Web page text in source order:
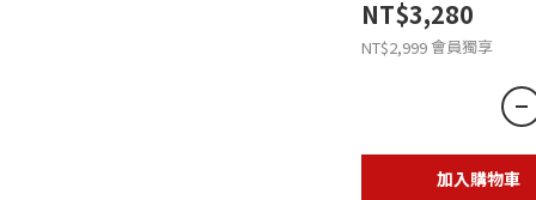
NT$3,280
NT$2,999會員獨享
加入購物車